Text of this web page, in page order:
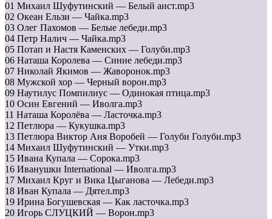
01 Михаил Шуфутинский — Белый аист.mp3
02 Океан Ельзи — Чайка.mp3
03 Олег Пахомов — Белые лебеди.mp3
04 Петр Налич — Чайка.mp3
05 Потап и Настя Каменских — Голуби.mp3
06 Наташа Королева — Синие лебеди.mp3
07 Николай Якимов — Жаворонок.mp3
08 Мужской хор — Черный ворон.mp3
09 Наутилус Помпилиус — Одинокая птица.mp3
10 Осин Евгений — Иволга.mp3
11 Наташа Королёва — Ласточка.mp3
12 Петлюра — Кукушка.mp3
13 Петлюра Виктор Аня Воробей — Голуби Голуби.mp3
14 Михаил Шуфутинский — Утки.mp3
15 Ивана Купала — Сорока.mp3
16 Иванушки International — Иволга.mp3
17 Михаил Круг и Вика Цыганова — Лебеди.mp3
18 Иван Купала — Дятел.mp3
19 Ирина Богушевская — Как ласточка.mp3
20 Игорь СЛУЦКИЙ — Ворон.mp3